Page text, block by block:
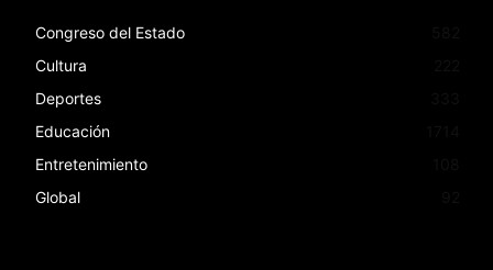
Congreso del Estado
Cultura
Deportes
Educación
Entretenimiento
Global